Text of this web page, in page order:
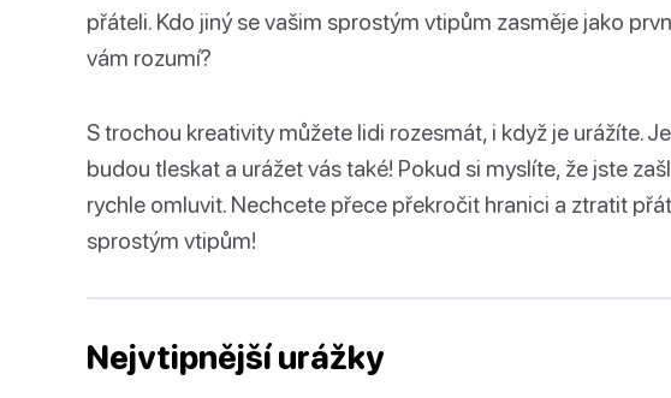
přáteli. Kdo jiný se vašim sprostým vtipům zasměje jako
vám rozumí?
S trochou kreativity můžete lidi rozesmát, i když je urážíte.
budou tleskat a urážet vás také! Pokud si myslíte, že jste
rychle omluvit. Nechcete přece překročit hranici a ztratit
sprostým vtipům!
Nejvtipnější urážky